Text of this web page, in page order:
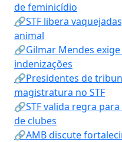
de feminicídio
🔗STF libera
animal
🔗Gilmar Mendes
indenizações
🔗Presidentes de
magistratura no STF
🔗STF valida regra
de clubes
🔗AMB discute